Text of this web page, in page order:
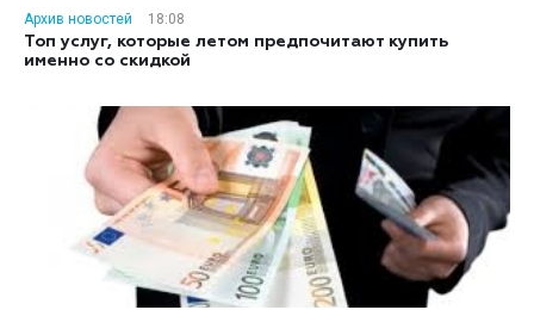
Архив новостей
18:08
Топ услуг, которые летом предпочитают купить
именно со скидкой